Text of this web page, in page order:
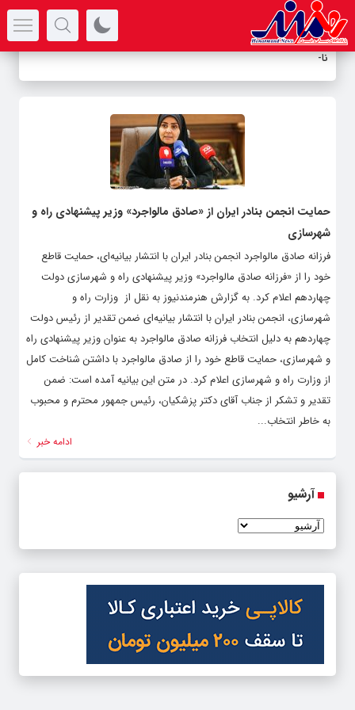
نامز-
حمایت انجمن بنادر ایران از «صادق مالواجرد» وزیر پیشنهادی راه و
شهرسازی
فرزانه صادق مالواجرد انجمن بنادر ایران با انتشار بیانیه‌ای، حمایت قاطع
خود را از «فرزانه صادق مالواجرد» وزیر پیشنهادی راه و شهرسازی دولت
چهاردهم اعلام کرد. به گزارش هنرمندنیوز به نقل از وزارت راه و
شهرسازی، انجمن بنادر ایران با انتشار بیانیه‌ای ضمن تقدیر از رئیس دولت
چهاردهم به دلیل انتخاب فرزانه صادق مالواجرد به عنوان وزیر پیشنهادی راه
و شهرسازی، حمایت قاطع خود را از صادق مالواجرد با داشتن شناخت کامل
از وزارت راه و شهرسازی اعلام کرد. در متن این بیانیه آمده است: ضمن
تقدیر و تشکر از جناب آقای دکتر پزشکیان، رئیس جمهور محترم و محبوب
به خاطر انتخاب...
ادامه خبر
آرشیو